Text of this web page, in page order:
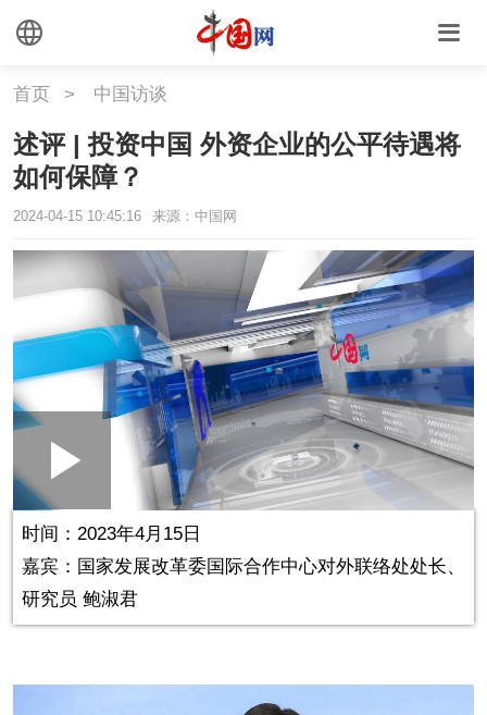
首页 > 中国访谈
述评 | 投资中国 外资企业的公平待遇将
如何保障？
2024-04-15 10:45:16 来源：中国网
Play
Video
Picture-
in-
Picture
时间：2023年4月15日
嘉宾： 国家发展改革委国际合作中心对外联络处处长、
研究员 鲍淑君